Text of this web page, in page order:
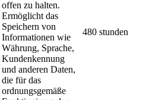
offen zu halten.
Ermöglicht das
Speichern von
Informationen wie
Währung, Sprache,
Kundenkennung
und anderen Daten,
die für das
ordnungsgemäße
480 stunden